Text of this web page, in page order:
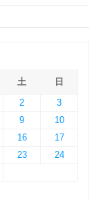
土
日
2
3
9
10
16
17
23
24